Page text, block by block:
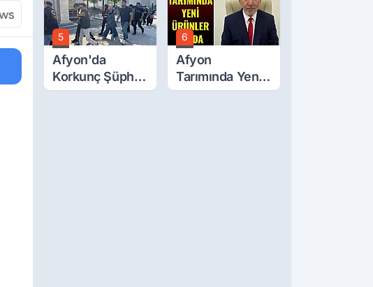
5
Afyon'da
Korkunç Şüphe!
Düştü Mü,
6
Afyon
Tarımında Yeni
Ürünler Yolda